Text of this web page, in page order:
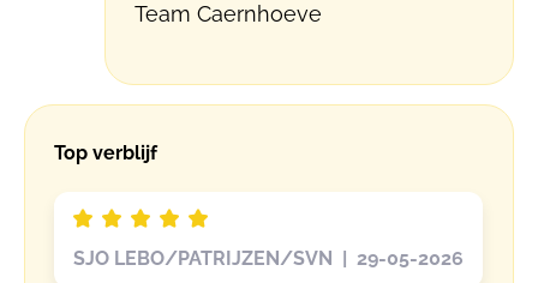
Team Caernhoeve
Top verblijf
SJO LEBO/PATRIJZEN/SVN | 29-05-2026